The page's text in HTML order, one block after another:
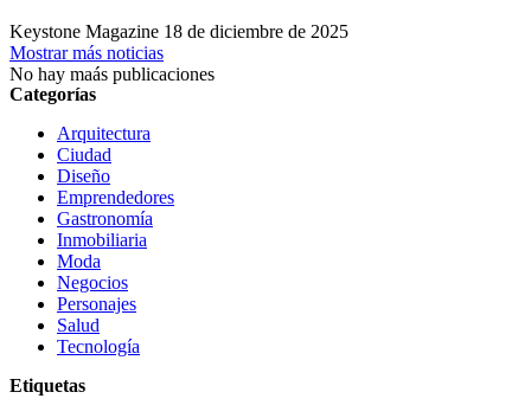
Keystone Magazine 18 de diciembre de 2025
Mostrar más noticias
No hay maás publicaciones
Categorías
Arquitectura
Ciudad
Diseño
Emprendedores
Gastronomía
Inmobiliaria
Moda
Negocios
Personajes
Salud
Tecnología
Etiquetas